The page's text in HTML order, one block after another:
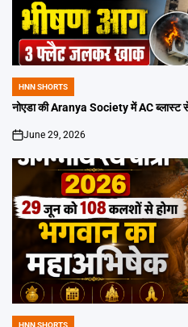
POSTED
IN
HNN SHORTS
नोएडा की Aranya Society में AC
on
June 29, 2026
HNN SHORTS